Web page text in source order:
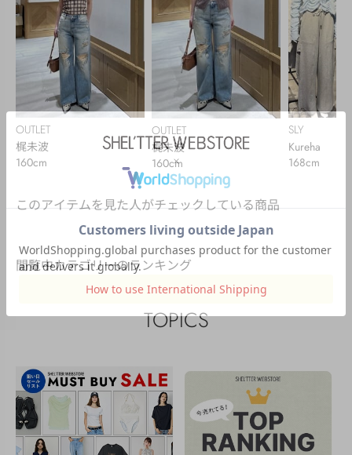
OUTLET
梶未波
160cm
OUTLET
梶未波
160cm
SLY
Kureha
168cm
このアイテムを見た人がチェックしている商品
閲覧中カテゴリーのランキング
TOPICS